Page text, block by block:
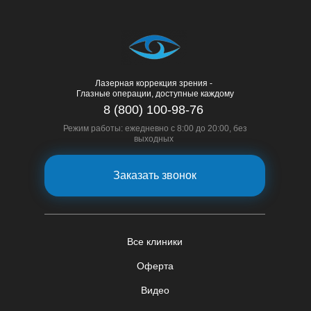
Лазерная коррекция зрения -
Глазные операции, доступные каждому
Оферта
Видео
Все клиники
8 (800) 100-98-76
Режим работы: ежедневно с 8:00 до 20:00, без
выходных
Заказать звонок